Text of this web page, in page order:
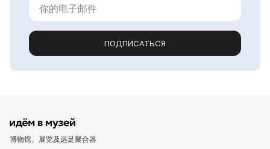
ПОДПИСАТЬСЯ
博物馆、展览及远足聚合器